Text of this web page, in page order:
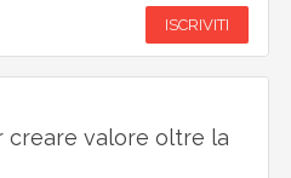
ISCRIVITI
creare valore oltre la